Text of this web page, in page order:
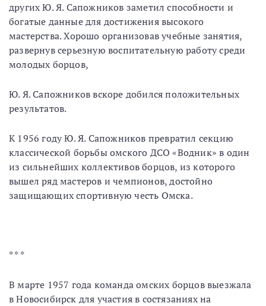
других Ю. Я. Сапожников заметил способности и
богатые данные для достижения высокого
мастерства. Хорошо организовав учебные занятия,
развернув серьезную воспитательную работу среди
молодых борцов,
Ю. Я. Сапожников вскоре добился положительных
результатов.
К 1956 году Ю. Я. Сапожников превратил секцию
классической борьбы омского ДСО «Водник» в один
из сильнейших коллективов борцов, из которого
вышел ряд мастеров и чемпионов, достойно
защищающих спортивную честь Омска.
* * *
В марте 1957 года команда омских борцов выезжала
в Новосибирск для участия в состязаниях на